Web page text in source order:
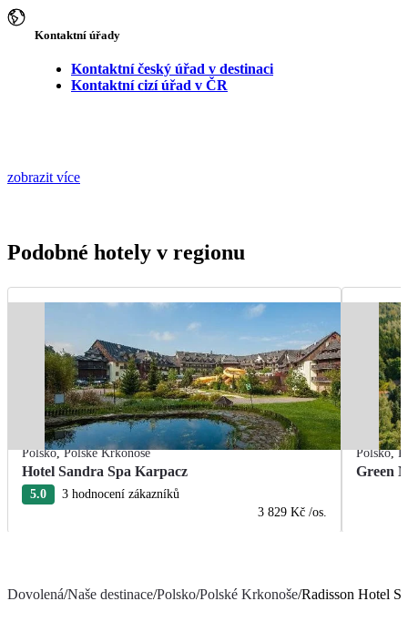
Kontaktní úřady
Kontaktní český úřad v destinaci
Kontaktní cizí úřad v ČR
zobrazit více
Podobné hotely v regionu
Polsko,Polské Krkonoše
Hotel Sandra Spa Karpacz
5.0
3 hodnocení zákazníků
3 829 Kč /os.
Polsko,
Green
Dovolená/Naše destinace/Polsko/Polské Krkonoše/Radisson Hotel